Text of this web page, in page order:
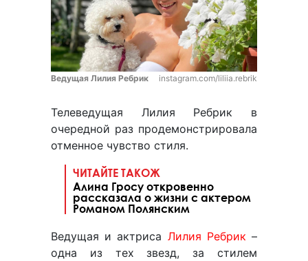
Ведущая Лилия Ребрик instagram.com/liliia.rebrik
Телеведущая Лилия Ребрик в
очередной раз продемонстрировала
отменное чувство стиля.
ЧИТАЙТЕ ТАКОЖ
Алина Гросу откровенно
рассказала о жизни с актером
Романом Полянским
Ведущая и актриса Лилия Ребрик –
одна из тех звезд, за стилем